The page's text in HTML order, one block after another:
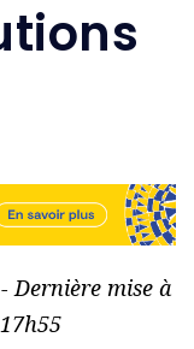
Dernière mise à